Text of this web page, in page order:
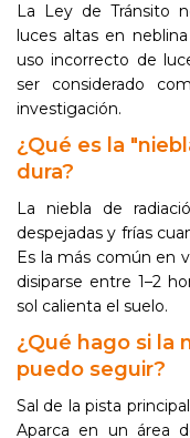
La Ley de Tránsito
luces altas en
uso incorrecto de
ser considerado
investigación.
¿Qué es la
dura?
La niebla de
despejadas y frías
Es la más común en
disiparse entre 1–2
sol calienta el suelo.
¿Qué hago si la
puedo seguir?
Sal de la pista
Aparca en un área